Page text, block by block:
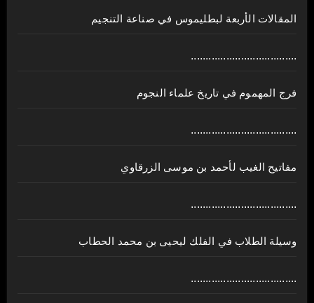
المقالات الأربعة لبطليموس في صناعة التنجيم
....................................
فرج المهموم في تاريخ علماء النجوم
....................................
مفاتيح الغيب لأحمد بن موسى الزرقاوي
....................................
وسيلة الطلاب في الفلك ليحيى بن محمد الحطاب
....................................